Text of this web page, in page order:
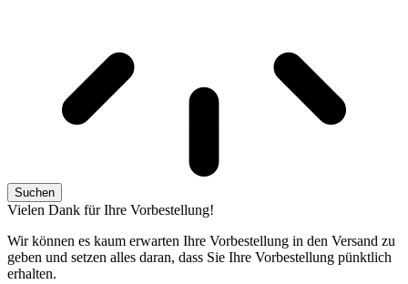
Suchen
Vielen Dank für Ihre Vorbestellung!
Wir können es kaum erwarten Ihre Vorbestellung in den Versand zu
geben und setzen alles daran, dass Sie Ihre Vorbestellung pünktlich
erhalten.